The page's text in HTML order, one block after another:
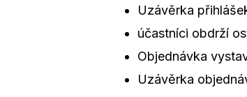
Uzávěrka
účastníci obdrží
Objednávka
Uzávěrka